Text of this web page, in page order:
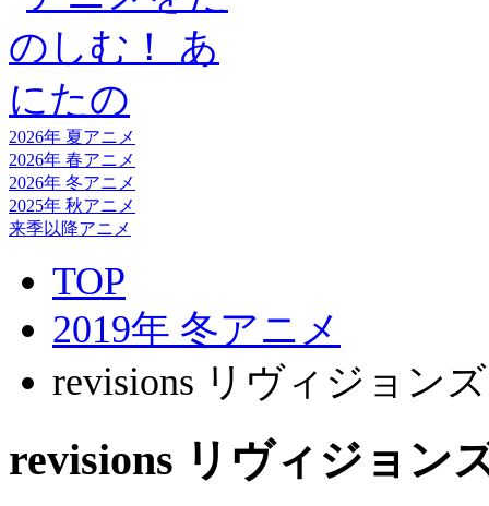
2026年 夏アニメ
2026年 春アニメ
2026年 冬アニメ
2025年 秋アニメ
来季以降アニメ
TOP
2019年 冬アニメ
revisions リヴィジョンズ
revisions リヴィジョン